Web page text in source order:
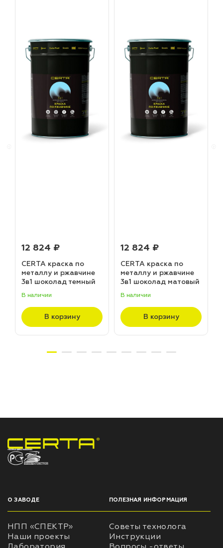
12 824 ₽
CERTA краска по
металлу и ржавчине
3в1 шоколад темный
(20,0кг)
В наличии
В корзину
12 824 ₽
CERTA краска по
металлу и ржавчине
3в1 шоколад матовый
В наличии
В корзину
НПП «СПЕКТР» ЗАВОД ЛАКОКРАСОЧНЫХ МАТЕРИАЛОВ
О ЗАВОДЕ
НПП «СПЕКТР»
Наши проекты
ПОЛЕЗНАЯ ИНФОРМАЦИЯ
Советы технолога
Инструкции